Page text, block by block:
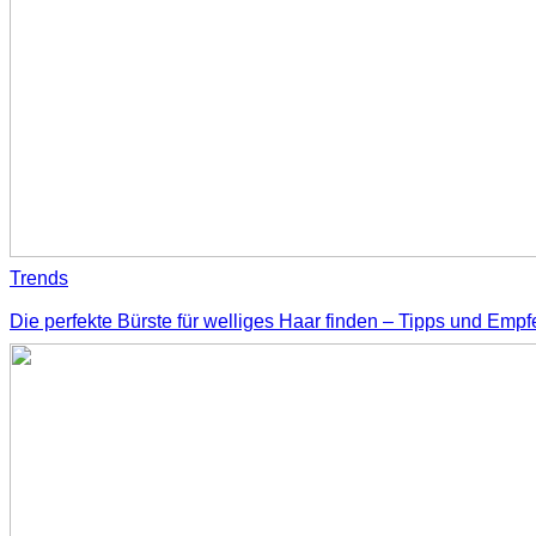
Trends
Die perfekte Bürste für welliges Haar finden – Tipps und